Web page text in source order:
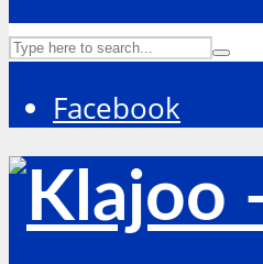
Facebook